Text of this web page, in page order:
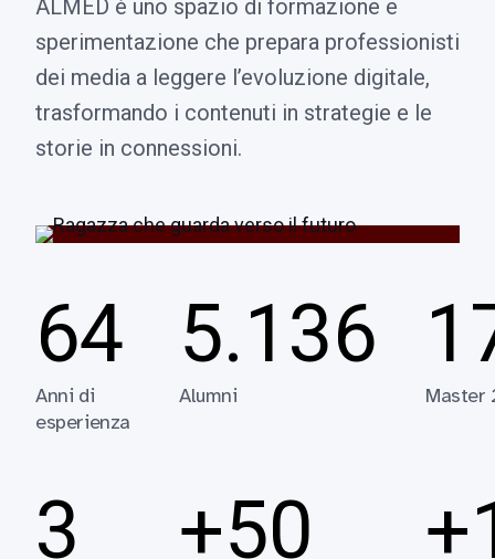
ALMED è uno spazio di formazione e
sperimentazione che prepara professionisti
dei media a leggere l’evoluzione digitale,
trasformando i contenuti in strategie e le
storie in connessioni.
64
Anni di
esperienza
5.136
Alumni Master
3 +50